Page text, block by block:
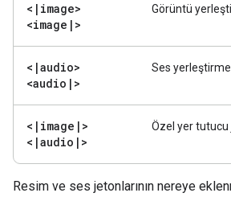
< | image>
<image | >
Görüntü
< |audio>
<audio | >
Ses
< | image | >
< |audio | >
Özel yer tutucu
Resim ve ses jetonlarının nereye